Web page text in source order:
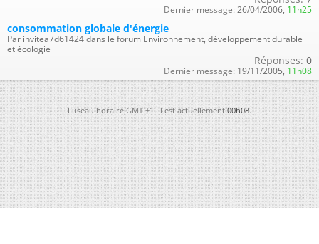
Dernier message: 26/04/2006, 11h25
consommation globale d'énergie
Par invitea7d61424 dans le forum Environnement, développement durable
et écologie
Réponses: 0
Dernier message: 19/11/2005, 11h08
Fuseau horaire GMT +1. Il est actuellement00h08.